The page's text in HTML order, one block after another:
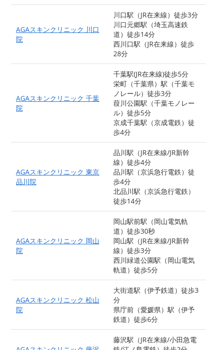
AGAスキンクリニック 川口
院
川口駅（JR在来線）徒歩3分
川口元郷駅（埼玉高速鉄
道）徒歩14分
西川口駅（JR在来線）徒歩
28分
AGAスキンクリニック 千葉
院
千葉駅(JR在来線)徒歩5分
栄町（千葉県）駅（千葉モ
ノレール）徒歩3分
葭川公園駅（千葉モノレー
ル）徒歩5分
京成千葉駅（京成電鉄）徒
歩4分
AGAスキンクリニック 東京
品川院
品川駅（JR在来線/JR新幹
線）徒歩4分
品川駅（京浜急行電鉄）徒
歩4分
北品川駅（京浜急行電鉄）
徒歩14分
AGAスキンクリニック 岡山
院
岡山駅前駅（岡山電気軌
道）徒歩30秒
岡山駅（JR在来線/JR新幹
線）徒歩3分
西川緑道公園駅（岡山電気
軌道）徒歩5分
AGAスキンクリニック 松山
院
大街道駅（伊予鉄道）徒歩3
分
県庁前（愛媛県）駅（伊予
鉄道）徒歩6分
藤沢駅（JR在来線/小田急電